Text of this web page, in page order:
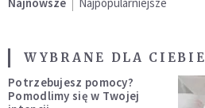
WYBRANE DLA CIEBIE
Potrzebujesz pomocy?
Pomodlimy się w Twojej